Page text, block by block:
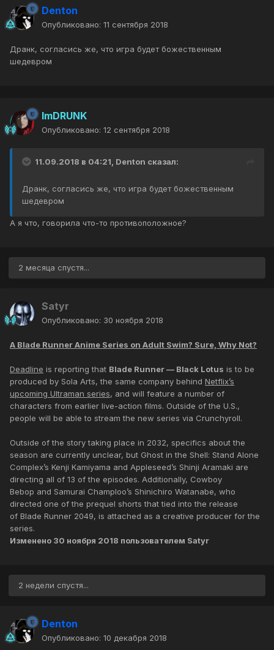
Denton
Опубликовано: 11 сентября 2018
Дранк, согласись же, что игра будет божественным
шедевром
ImDRUNK
Опубликовано: 12 сентября 2018
11.09.2018 в 04:21, Denton сказал:
Дранк, согласись же, что игра будет божественным
шедевром
А я что, говорила что-то противоположное?
2 месяца спустя...
Satyr
Опубликовано: 30 ноября 2018
A Blade Runner Anime Series on Adult Swim? Sure, Why Not?
Deadline is reporting that Blade Runner — Black Lotus is to be
produced by Sola Arts, the same company behind Netflix’s
upcoming Ultraman series, and will feature a number of
characters from earlier live-action films. Outside of the U.S.,
people will be able to stream the new series via Crunchyroll.
Outside of the story taking place in 2032, specifics about the
season are currently unclear, but Ghost in the Shell: Stand Alone
Complex’s Kenji Kamiyama and Appleseed’s Shinji Aramaki are
directing all of 13 of the episodes. Additionally, Cowboy
Bebop and Samurai Champloo’s Shinichiro Watanabe, who
directed one of the prequel shorts that tied into the release
of Blade Runner 2049, is attached as a creative producer for the
series.
Изменено 30 ноября 2018 пользователем Satyr
2 недели спустя...
Denton
Опубликовано: 10 декабря 2018